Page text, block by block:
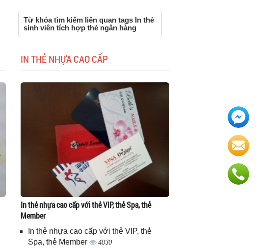
Từ khóa tìm kiếm liên quan tags In thẻ
sinh viên tích hợp thẻ ngân hàng
IN THẺ NHỰA CAO CẤP
In thẻ nhựa cao cấp với thẻ VIP, thẻ Spa, thẻ
Member
In thẻ nhựa cao cấp với thẻ VIP, thẻ
Spa, thẻ Member
4030